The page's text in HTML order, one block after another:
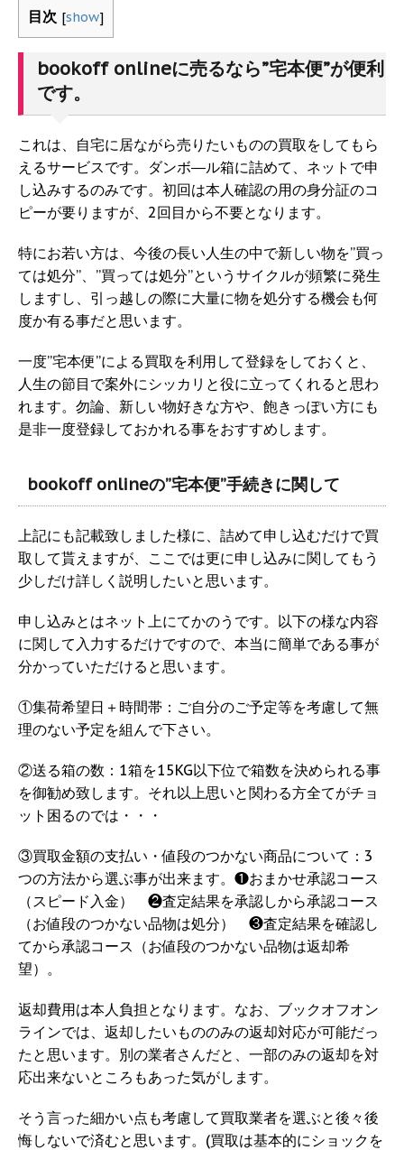
目次 [show]
bookoff onlineに売るなら”宅本便”が便利
です。
これは、自宅に居ながら売りたいものの買取をしてもら
えるサービスです。ダンボ―ル箱に詰めて、ネットで申
し込みするのみです。初回は本人確認の用の身分証のコ
ピーが要りますが、2回目から不要となります。
特にお若い方は、今後の長い人生の中で新しい物を”買っ
ては処分”、”買っては処分”というサイクルが頻繁に発生
しますし、引っ越しの際に大量に物を処分する機会も何
度か有る事だと思います。
一度”宅本便”による買取を利用して登録をしておくと、
人生の節目で案外にシッカリと役に立ってくれると思わ
れます。勿論、新しい物好きな方や、飽きっぽい方にも
是非一度登録しておかれる事をおすすめします。
bookoff onlineの”宅本便”手続きに関して
上記にも記載致しました様に、詰めて申し込むだけで買
取して貰えますが、ここでは更に申し込みに関してもう
少しだけ詳しく説明したいと思います。
申し込みとはネット上にてかのうです。以下の様な内容
に関して入力するだけですので、本当に簡単である事が
分かっていただけると思います。
①集荷希望日＋時間帯：ご自分のご予定等を考慮して無
理のない予定を組んで下さい。
②送る箱の数：1箱を15KG以下位で箱数を決められる事
を御勧め致します。それ以上思いと関わる方全てがチョ
ット困るのでは・・・
③買取金額の支払い・値段のつかない商品について：3
つの方法から選ぶ事が出来ます。❶おまかせ承認コース
（スピード入金） ❷査定結果を承認しから承認コース
（お値段のつかない品物は処分） ❸査定結果を確認し
てから承認コース（お値段のつかない品物は返却希
望）。
返却費用は本人負担となります。なお、ブックオフオン
ラインでは、返却したいもののみの返却対応が可能だっ
たと思います。別の業者さんだと、一部のみの返却を対
応出来ないところもあった気がします。
そう言った細かい点も考慮して買取業者を選ぶと後々後
悔しないで済むと思います。(買取は基本的にショックを